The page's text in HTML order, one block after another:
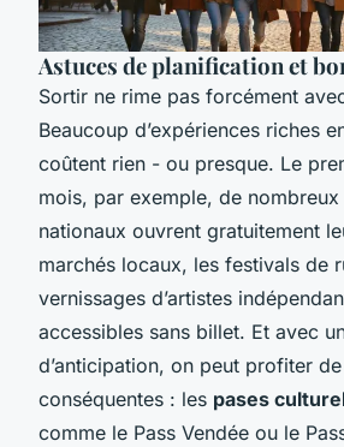
Astuces de planification et
Sortir ne rime pas forcément
Beaucoup d’expériences riches
coûtent rien - ou presque. Le
mois, par exemple, de nombreux
nationaux ouvrent gratuitement
marchés locaux, les festivals de
vernissages d’artistes
accessibles sans billet. Et avec
d’anticipation, on peut profiter
conséquentes : les pases
comme le Pass Vendée ou le